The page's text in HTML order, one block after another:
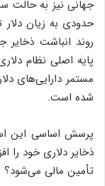
جهانی نیز به حالت
حدودی به زیان دلار
روند انباشت ذخایر
پایه اصلی نظام
مستمر دارایی‌های
شده است.
پرسش اساسی این
ذخایر دلاری خود را
تأمین مالی می‌شود؟